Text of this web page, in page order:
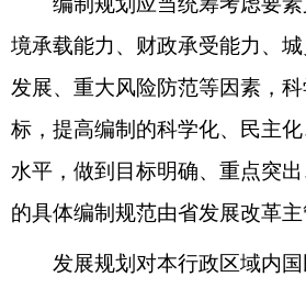
境承载能力、财政承受能力、
发展、重大风险防范等因素，
标，提高编制的科学化、民主
水平，做到目标明确、重点突
的具体编制规范由省发展改革主
发展规划对本行政区域内国